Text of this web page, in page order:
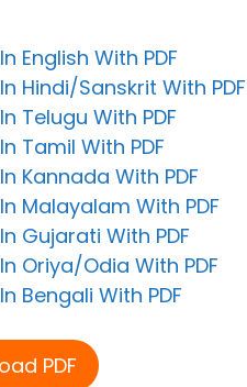
English With PDF
Hindi/Sanskrit With PDF
Telugu With PDF
Tamil With PDF
Kannada With PDF
Malayalam With PDF
Gujarati With PDF
Oriya/Odia With PDF
Bengali With PDF
PDF